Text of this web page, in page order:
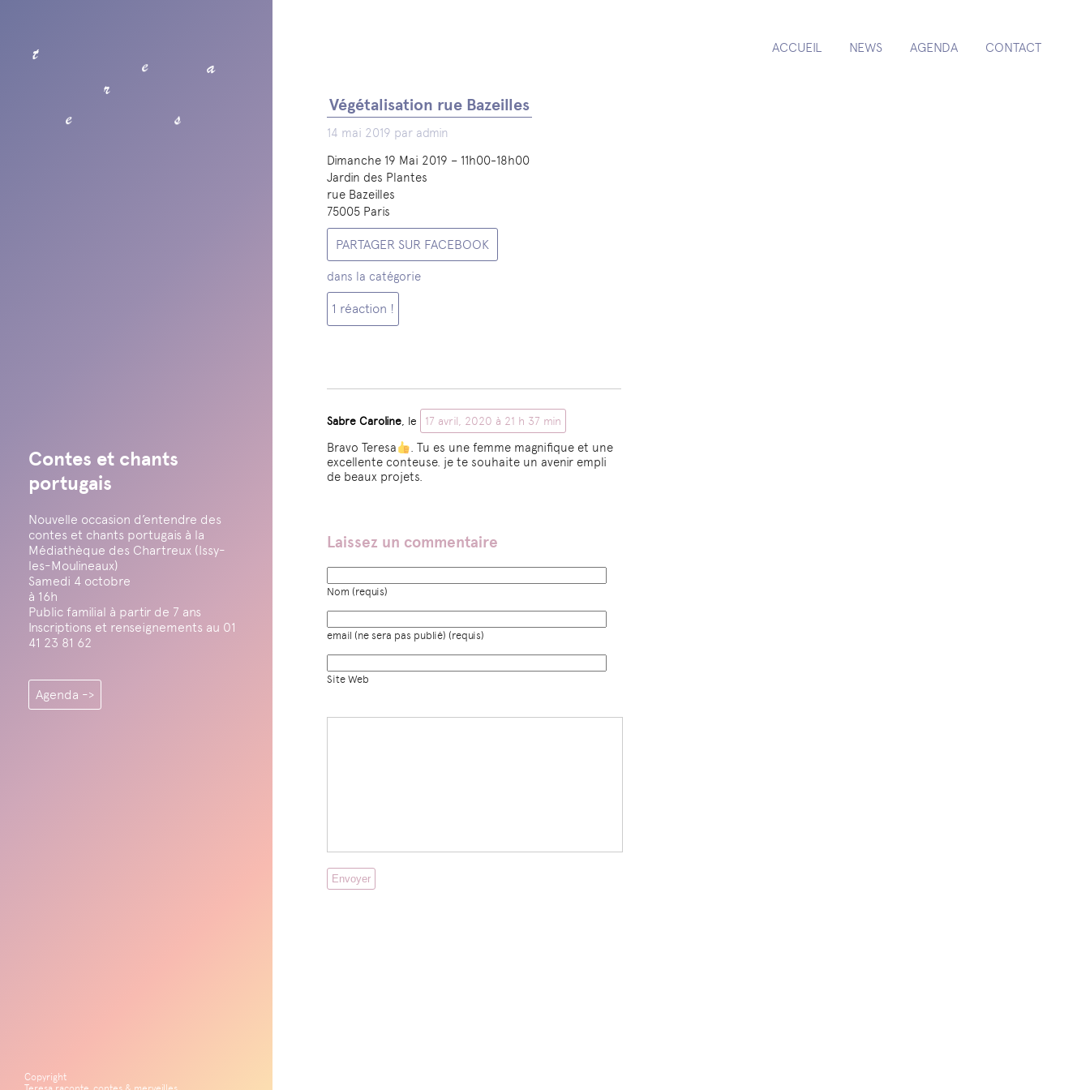
ACCUEIL NEWS AGENDA CONTACT
t
e
r
e
s
a
Contes et chants
portugais
Nouvelle occasion d’entendre des
contes et chants portugais à la
Médiathèque des Chartreux (Issy-
les-Moulineaux)
Samedi 4 octobre
à 16h
Public familial à partir de 7 ans
Inscriptions et renseignements au 01
41 23 81 62
Agenda ->
Copyright
Végétalisation rue Bazeilles
14 mai 2019 par admin
Dimanche 19 Mai 2019 – 11h00-18h00
Jardin des Plantes
rue Bazeilles
75005 Paris
PARTAGER SUR FACEBOOK
dans la catégorie
1 réaction !
Sabre Caroline, le
17 avril, 2020 à 21 h 37 min
Bravo Teresa
. Tu es une femme magnifique et une
excellente conteuse. je te souhaite un avenir empli
de beaux projets.
Laissez un commentaire
Nom (requis)
email (ne sera pas publié) (requis)
Site Web